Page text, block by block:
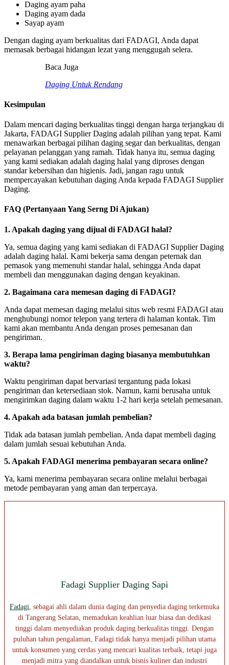
Daging ayam paha
Daging ayam dada
Sayap ayam
Dengan daging ayam berkualitas dari FADAGI, Anda dapat
memasak berbagai hidangan lezat yang menggugah selera.
Baca Juga
Daging Untuk Rendang
Kesimpulan
Dalam mencari daging berkualitas tinggi dengan harga terjangkau di
Jakarta, FADAGI Supplier Daging adalah pilihan yang tepat. Kami
menawarkan berbagai pilihan daging segar dan berkualitas, dengan
pelayanan pelanggan yang ramah. Tidak hanya itu, semua daging
yang kami sediakan adalah daging halal yang diproses dengan
standar kebersihan dan higienis. Jadi, jangan ragu untuk
mempercayakan kebutuhan daging Anda kepada FADAGI Supplier
Daging.
FAQ (Pertanyaan Yang Serng Di Ajukan)
1. Apakah daging yang dijual di FADAGI halal?
Ya, semua daging yang kami sediakan di FADAGI Supplier Daging
adalah daging halal. Kami bekerja sama dengan peternak dan
pemasok yang memenuhi standar halal, sehingga Anda dapat
membeli dan menggunakan daging dengan keyakinan.
2. Bagaimana cara memesan daging di FADAGI?
Anda dapat memesan daging melalui situs web resmi FADAGI atau
menghubungi nomor telepon yang tertera di halaman kontak. Tim
kami akan membantu Anda dengan proses pemesanan dan
pengiriman.
3. Berapa lama pengiriman daging biasanya membutuhkan
waktu?
Waktu pengiriman dapat bervariasi tergantung pada lokasi
pengiriman dan ketersediaan stok. Namun, kami berusaha untuk
mengirimkan daging dalam waktu 1-2 hari kerja setelah pemesanan.
4. Apakah ada batasan jumlah pembelian?
Tidak ada batasan jumlah pembelian. Anda dapat membeli daging
dalam jumlah sesuai kebutuhan Anda.
5. Apakah FADAGI menerima pembayaran secara online?
Ya, kami menerima pembayaran secara online melalui berbagai
metode pembayaran yang aman dan terpercaya.
Fadagi Supplier Daging Sapi
Fadagi , sebagai ahli dalam dunia daging dan penyedia daging terkemuka
di Tangerang Selatan, memadukan keahlian luar biasa dan dedikasi
tinggi dalam menyediakan produk daging berkualitas tinggi. Dengan
puluhan tahun pengalaman, Fadagi tidak hanya menjadi pilihan utama
untuk konsumen yang cerdas yang mencari kualitas terbaik, tetapi juga
menjadi mitra yang diandalkan untuk bisnis kuliner dan industri